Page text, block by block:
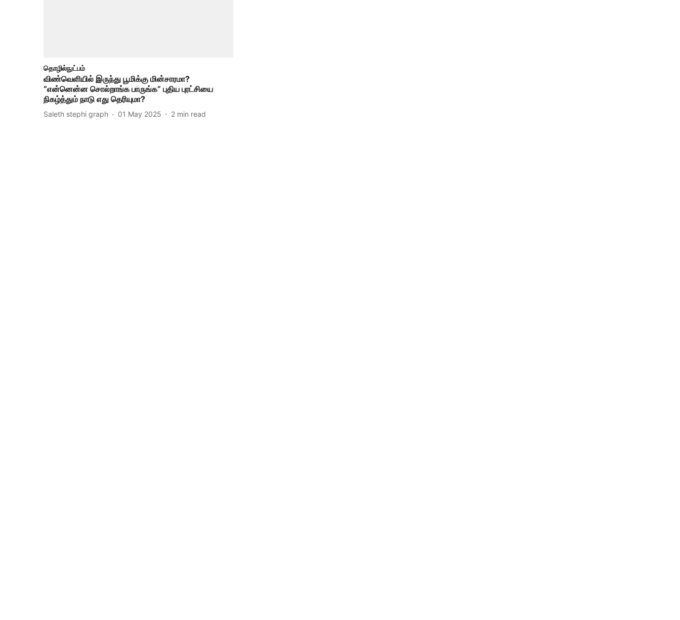
தொழில்நுட்பம்
விண்வெளியில் இருந்து பூமிக்கு மின்சாரமா?
“என்னென்ன சொல்றாங்க பாருங்க” புதிய புரட்சியை
நிகழ்த்தும் நாடு எது தெரியுமா?
Saleth stephi graph 01 May 2025 2 min read